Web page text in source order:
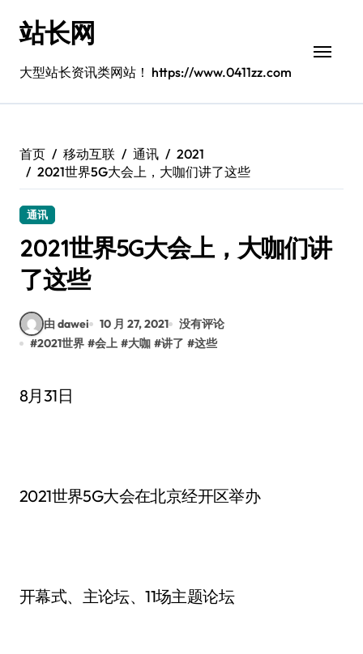
站长网
大型站长资讯类网站！ https://www.0411zz.com
首页 移动互联 通讯
2021
2021世界5G大会上，大咖们讲了这些
通讯
2021世界5G大会上，大咖们讲
了这些
由 dawei 10 月 27, 2021
没有评论
#2021世界 #会上 #大咖 #讲了 #这些
8月31日
2021世界5G大会在北京经开区举办
开幕式、主论坛、11场主题论坛